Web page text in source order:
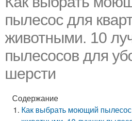
пылесос для
животными. 10
пылесосов для
шерсти
Содержание
Как выбрать моющий